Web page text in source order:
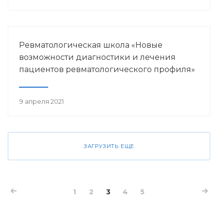
Ревматологическая школа «Новые
возможности диагностики и лечения
пациентов ревматологического профиля»
9 апреля 2021
ЗАГРУЗИТЬ ЕЩЕ
1 2 3 4 5